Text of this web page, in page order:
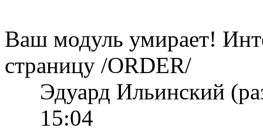
Ваш модуль умирает!
страницу /ORDER/
Эдуард Ильинский
15:04